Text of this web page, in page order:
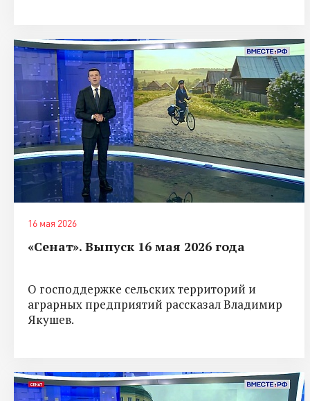
16 мая 2026
«Сенат». Выпуск 16 мая 2026 года
О господдержке сельских территорий и
аграрных предприятий рассказал Владимир
Якушев.